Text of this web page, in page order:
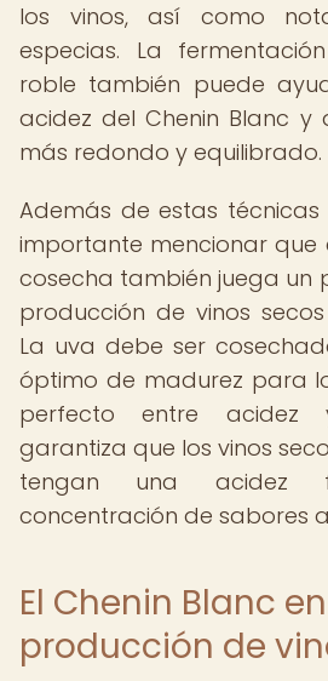
los vinos, así como
especias. La
roble también puede
acidez del Chenin Blanc
más redondo y equilibrado.
Además de estas técnicas
importante mencionar que
cosecha también juega un
producción de vinos
La uva debe ser
óptimo de madurez para
perfecto entre acidez
garantiza que los vinos
tengan una acidez
concentración de sabores
El Chenin Blanc
producción de